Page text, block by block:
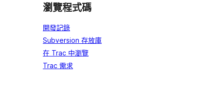
瀏覽程式碼
開發記錄
Subversion 存放庫
在 Trac 中瀏覽
Trac 需求